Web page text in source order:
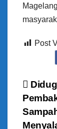
Post
N
a